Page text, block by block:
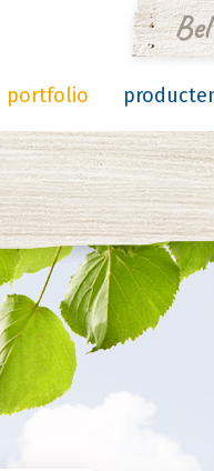
portfolio